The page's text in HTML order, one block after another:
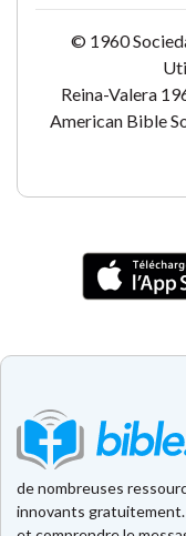
© 1960
Reina-Valera
American Bible
de nombreuses
innovants